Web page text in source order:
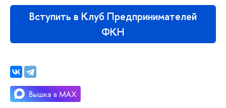
Вступить в Клуб Предпринимателей
ФКН